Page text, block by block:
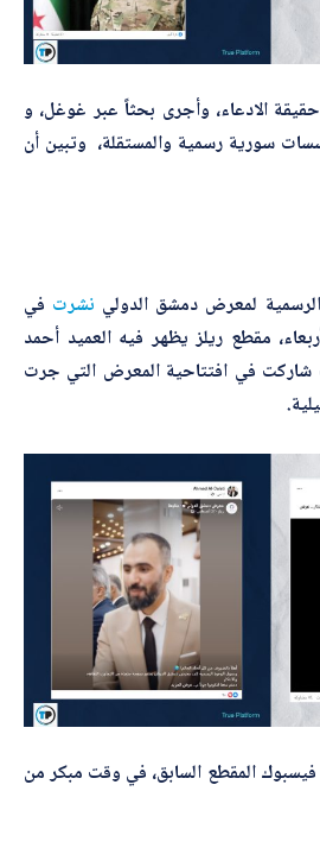
الموضوع*
أرسل
الادعاء، وأجرى بحثاً عبر غوغل، و
سورية رسمية والمستقلة، وتبين أن
لمعرض دمشق الدولي نشرت في
يوم الأربعاء، مقطع ريلز يظهر فيه العميد أحمد
في افتتاحية المعرض التي جرت
المقطع السابق، في وقت مبكر من